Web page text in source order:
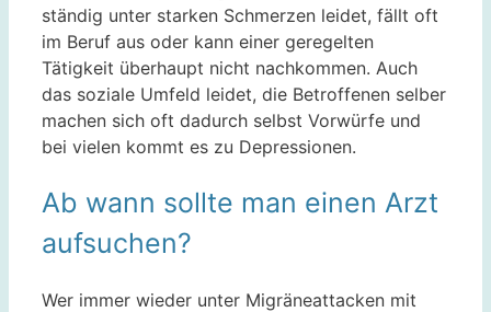
ständig unter starken Schmerzen leidet, fällt oft
im Beruf aus oder kann einer geregelten
Tätigkeit überhaupt nicht nachkommen. Auch
das soziale Umfeld leidet, die Betroffenen selber
machen sich oft dadurch selbst Vorwürfe und
bei vielen kommt es zu Depressionen.
Ab wann sollte man einen Arzt
aufsuchen?
Wer immer wieder unter Migräneattacken mit